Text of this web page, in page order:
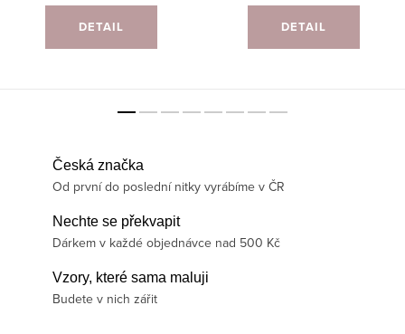
DETAIL DETAIL
Česká značka
Od první do poslední nitky vyrábíme v ČR
Nechte se překvapit
Dárkem v každé objednávce nad 500 Kč
Vzory, které sama maluji
Budete v nich zářit